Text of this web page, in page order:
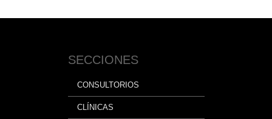
SECCIONES
CONSULTORIOS
CLÍNICAS